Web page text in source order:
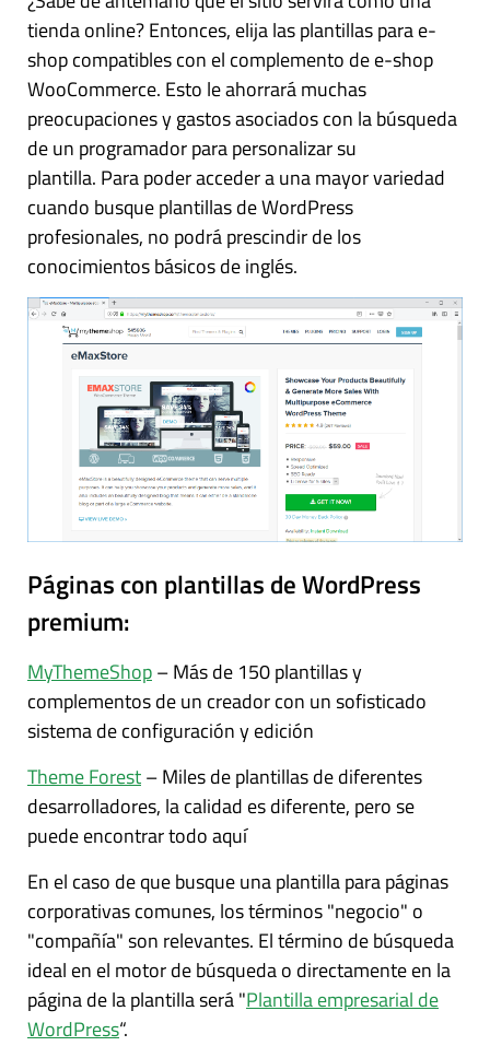
tienda online? Entonces, elija las plantillas para e-
shop compatibles con el complemento de e-shop
WooCommerce. Esto le ahorrará muchas
preocupaciones y gastos asociados con la búsqueda
de un programador para personalizar su
plantilla. Para poder acceder a una mayor variedad
cuando busque plantillas de WordPress
profesionales, no podrá prescindir de los
conocimientos básicos de inglés.
Páginas con plantillas de WordPress
premium:
MyThemeShop– Más de 150 plantillas y
complementos de un creador con un sofisticado
sistema de configuración y edición
Theme Forest– Miles de plantillas de diferentes
desarrolladores, la calidad es diferente, pero se
puede encontrar todo aquí
En el caso de que busque una plantilla para páginas
corporativas comunes, los términos "negocio" o
"compañía" son relevantes. El término de búsqueda
ideal en el motor de búsqueda o directamente en la
página de la plantilla será "Plantilla empresarial de
WordPress“.